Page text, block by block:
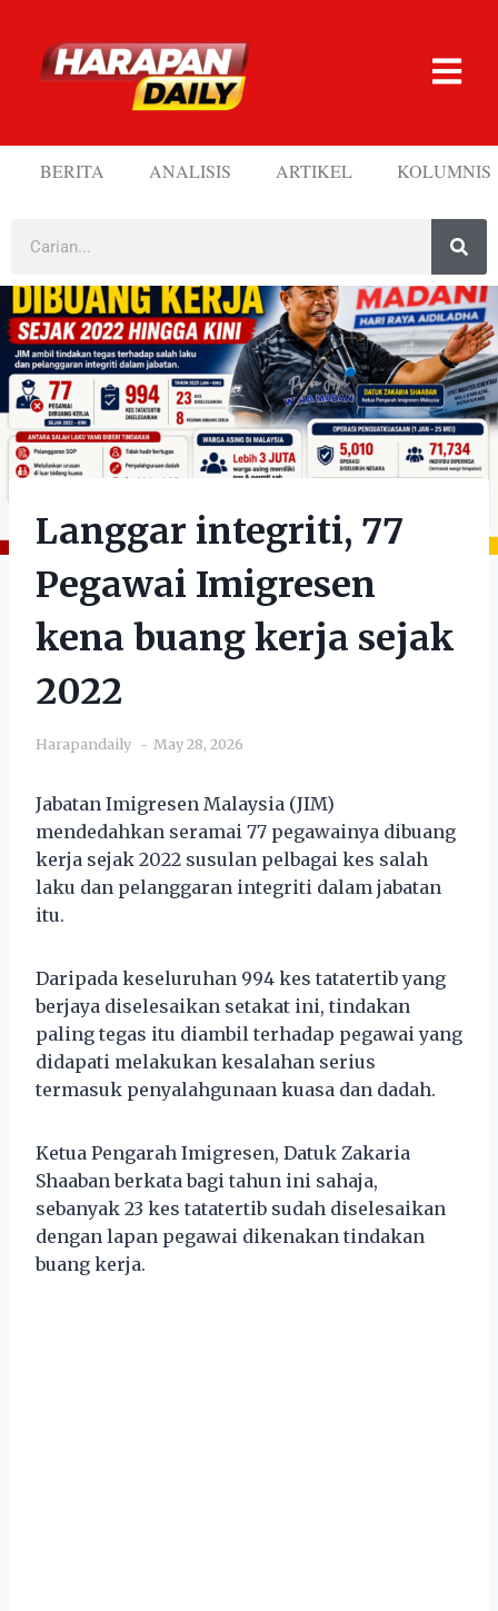
BERITA ANALISIS ARTIKEL KOLUMNIS
Langgar integriti, 77
Pegawai Imigresen
kena buang kerja sejak
2022
Harapandaily May 28, 2026
Jabatan Imigresen Malaysia (JIM)
mendedahkan seramai 77 pegawainya dibuang
kerja sejak 2022 susulan pelbagai kes salah
laku dan pelanggaran integriti dalam jabatan
itu.
Daripada keseluruhan 994 kes tatatertib yang
berjaya diselesaikan setakat ini, tindakan
paling tegas itu diambil terhadap pegawai yang
didapati melakukan kesalahan serius
termasuk penyalahgunaan kuasa dan dadah.
Ketua Pengarah Imigresen, Datuk Zakaria
Shaaban berkata bagi tahun ini sahaja,
sebanyak 23 kes tatatertib sudah diselesaikan
dengan lapan pegawai dikenakan tindakan
buang kerja.